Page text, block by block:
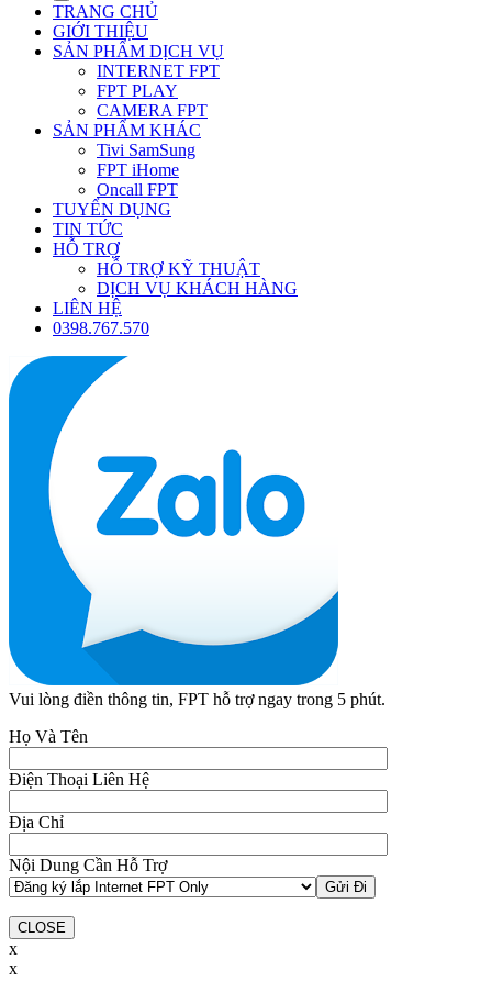
TRANG CHỦ
GIỚI THIỆU
SẢN PHẨM DỊCH VỤ
INTERNET FPT
FPT PLAY
CAMERA FPT
SẢN PHẨM KHÁC
Tivi SamSung
FPT iHome
Oncall FPT
TUYỂN DỤNG
TIN TỨC
HỖ TRỢ
HỖ TRỢ KỸ THUẬT
DỊCH VỤ KHÁCH HÀNG
LIÊN HỆ
0398.767.570
Vui lòng điền thông tin, FPT hỗ trợ ngay trong 5 phút.
Họ Và Tên
Điện Thoại Liên Hệ
Địa Chỉ
Nội Dung Cần Hỗ Trợ
CLOSE
x
x